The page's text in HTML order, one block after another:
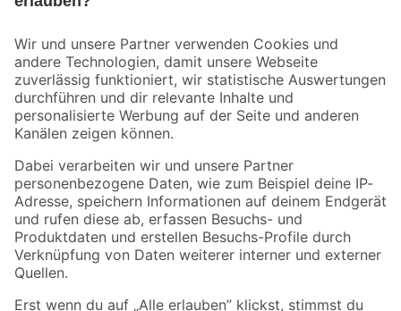
Der toom Newsletter: Keine Angebote und Aktionen mehr verpassen!
Zur Newsletter Anmeldung
Folge uns
Zahlungsarten Versandarten
Sicher einkaufen